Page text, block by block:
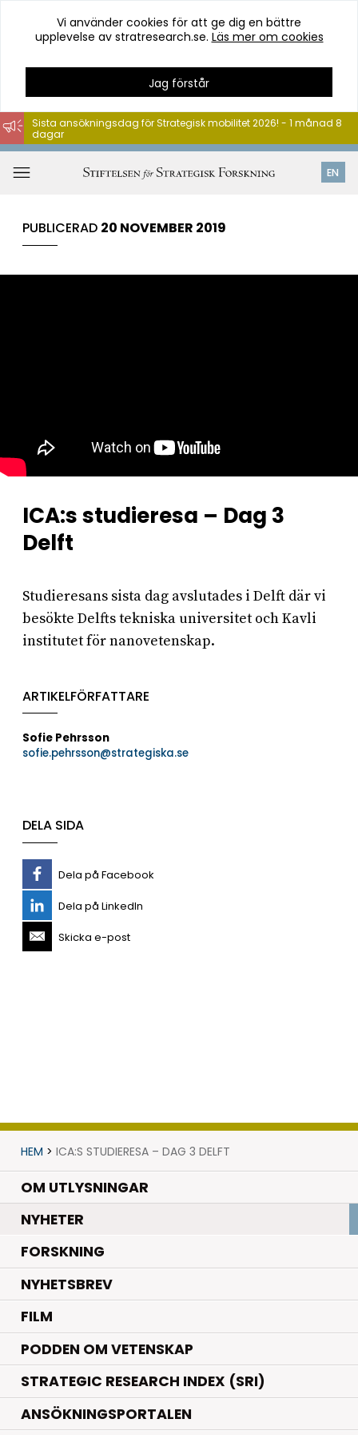
Hoppa
till
innehåll
Vi använder cookies för att ge dig en bättre
upplevelse av stratresearch.se. Läs mer om cookies
Jag förstår
EN
Sista ansökningsdag för Strategisk mobilitet 2026! - 1 månad 8
dagar
PUBLICERAD 20 NOVEMBER 2019
ICA:s studieresa – Dag 3
Delft
Studieresans sista dag avslutades i Delft där vi
besökte Delfts tekniska universitet och Kavli
institutet för nanovetenskap.
ARTIKELFÖRFATTARE
Sofie Pehrsson
sofie.pehrsson@strategiska.se
DELA SIDA
Dela på Facebook
Dela på LinkedIn
Skicka e-post
HEM > ICA:S STUDIERESA – DAG 3 DELFT
OM UTLYSNINGAR
NYHETER.
FORSKNING.
NYHETSBREV
FILM
PODDEN OM VETENSKAP
STRATEGIC RESEARCH INDEX (SRI)
ANSÖKNINGSPORTALEN